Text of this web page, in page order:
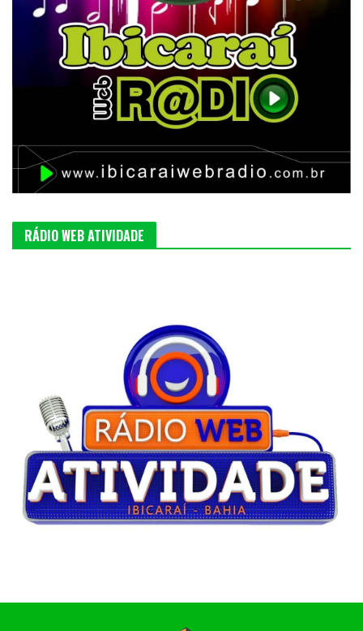
RÁDIO WEB ATIVIDADE